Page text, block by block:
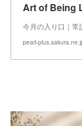
Art of Being
今月の入り口｜常
pearl-